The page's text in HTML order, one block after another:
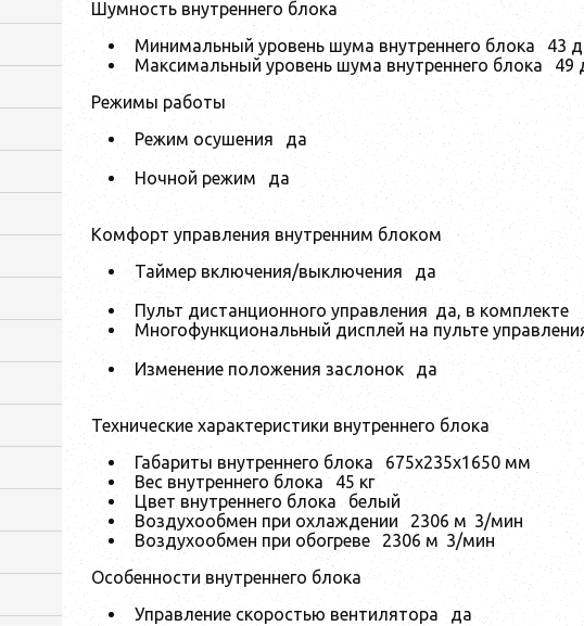
Шумность внутреннего блока
Минимальный уровень шума внутреннего блока
43
Максимальный уровень шума внутреннего блока
49
Режимы работы
Режим осушения
да
Ночной режим
да
Комфорт управления внутренним блоком
Таймер включения/выключения
да
Пульт дистанционного управления да, в комплекте
Многофункциональный дисплей на пульте
Изменение положения заслонок
да
Технические характеристики внутреннего блока
Габариты внутреннего блока
675x235x1650 мм
Вес внутреннего блока
45 кг
Цвет внутреннего блока
белый
Воздухообмен при охлаждении
2306 м 3/мин
Воздухообмен при обогреве
2306 м 3/мин
Особенности внутреннего блока
Управление скоростью вентилятора
да